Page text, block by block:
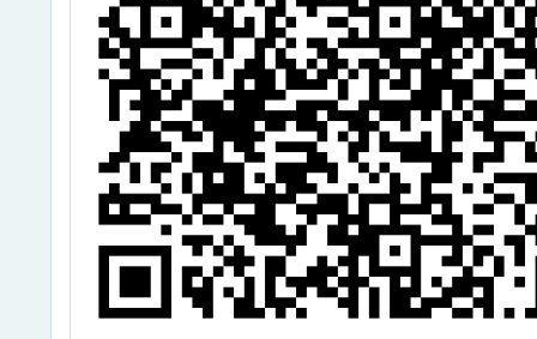
(差)
務排